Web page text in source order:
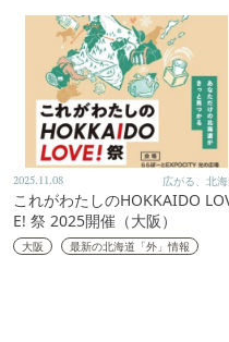
2025.11.08 広がる、北
これがわたしのHOKKAIDO
E! 祭 2025開催（大阪）
大阪 最新の北海道「外」情報